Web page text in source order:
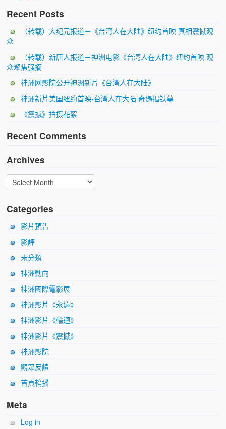
Recent Posts
（转载）大纪元报道－《台湾人在大陆》纽约首映 真相震撼观
众
（转载）新唐人报道－神洲电影《台湾人在大陆》纽约首映 观
众聚焦强摘
神洲网影院公开神洲新片《台湾人在大陆》
神洲新片美国纽约首映-台湾人在大陆 奇遇揭铁幕
《震撼》拍摄花絮
Recent Comments
Archives
Categories
影片預告
影評
未分類
神洲動向
神洲國際電影展
神洲影片《永遠》
神洲影片《輪迴》
神洲影片《震撼》
神洲影院
觀眾反饋
首頁輪播
Meta
Log in